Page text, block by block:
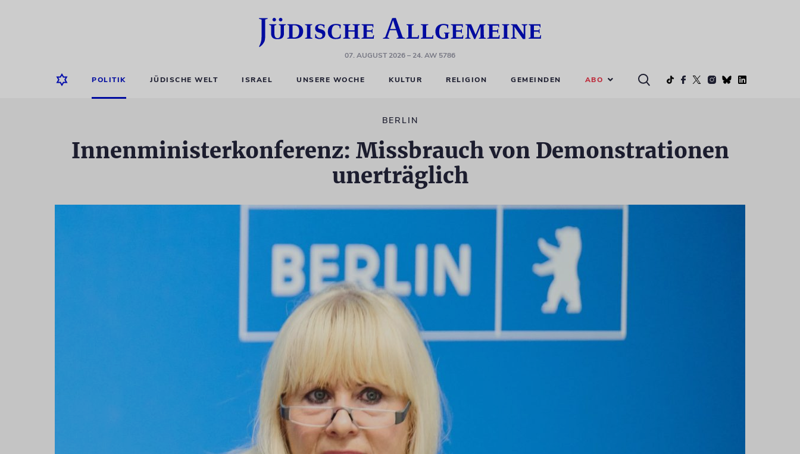
07. AUGUST 2026– 24. AW 5786
POLITIK JÜDISCHE WELT ISRAEL UNSERE WOCHE KULTUR RELIGION GEMEINDEN ABO
BERLIN
Innenministerkonferenz: Missbrauch von Demonstrationen
unerträglich